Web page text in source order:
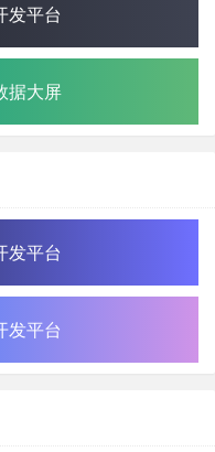
发平台
据大屏
发平台
发平台